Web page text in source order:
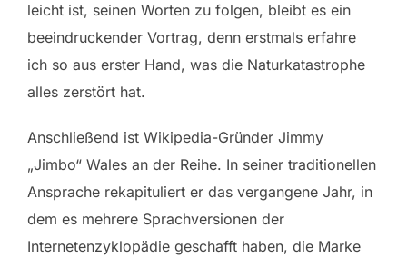
leicht ist, seinen Worten zu folgen, bleibt es ein
beeindruckender Vortrag, denn erstmals erfahre
ich so aus erster Hand, was die Naturkatastrophe
alles zerstört hat.
Anschließend ist Wikipedia-Gründer Jimmy
„Jimbo“ Wales an der Reihe. In seiner traditionellen
Ansprache rekapituliert er das vergangene Jahr, in
dem es mehrere Sprachversionen der
Internetenzyklopädie geschafft haben, die Marke